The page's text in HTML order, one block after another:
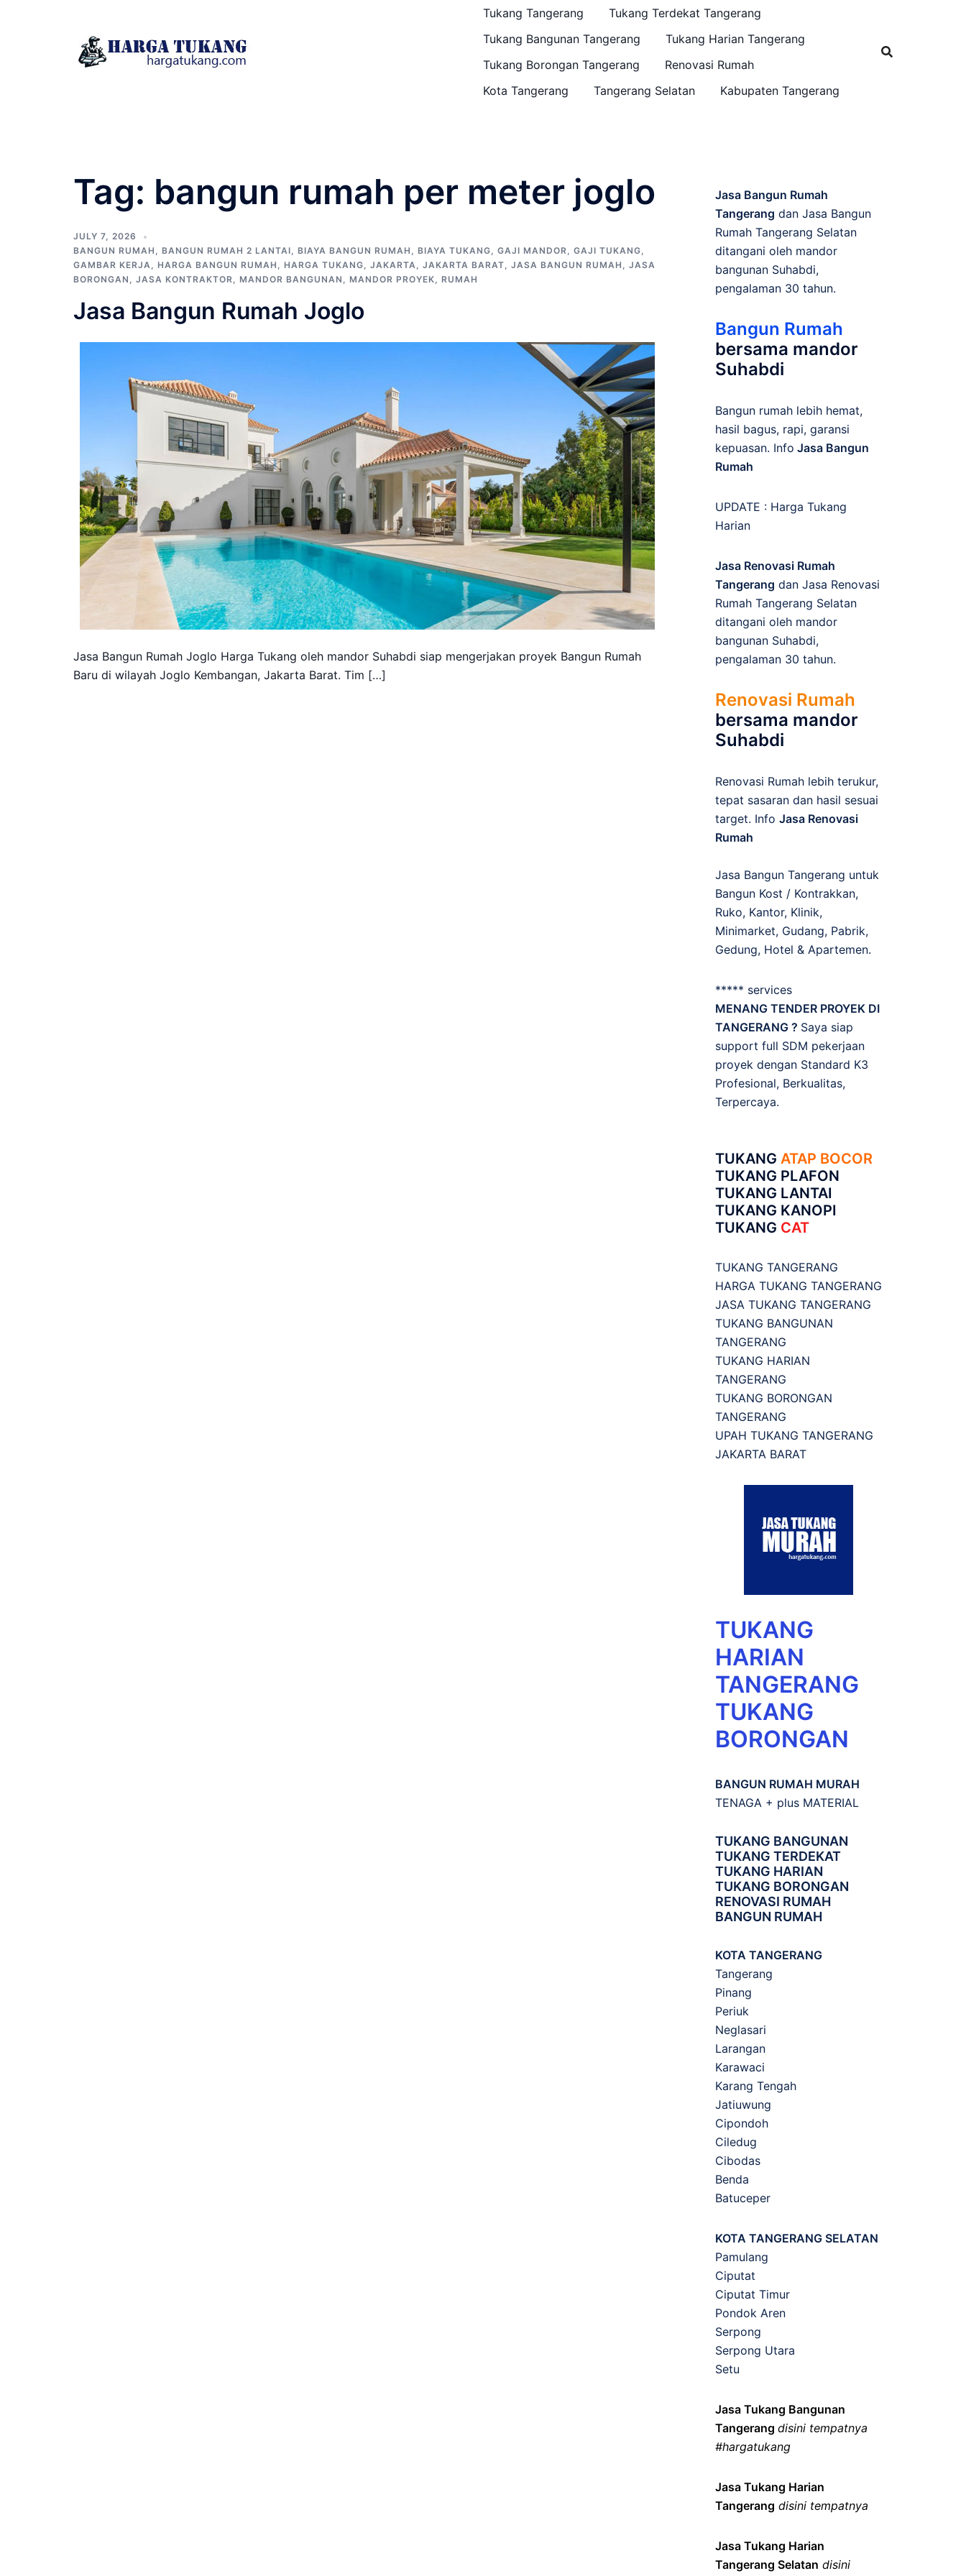
Tukang Tangerang
Tukang Terdekat Tangerang
Tukang Bangunan Tangerang
Tukang Harian Tangerang
Tukang Borongan Tangerang
Renovasi Rumah
Kota Tangerang
Tangerang Selatan Kabupaten Tangerang
Tag: bangun rumah per meter joglo
JULY 7, 2026
BANGUN RUMAH , BANGUN RUMAH 2 LANTAI, BIAYA BANGUN RUMAH , BIAYA TUKANG, GAJI MANDOR, GAJI TUKANG,
GAMBAR KERJA, HARGA BANGUN RUMAH , HARGA TUKANG, JAKARTA, JAKARTA BARAT, JASA BANGUN RUMAH , JASA
BORONGAN , JASA KONTRAKTOR, MANDOR BANGUNAN , MANDOR PROYEK, RUMAH
Jasa Bangun Rumah Joglo
Jasa Bangun Rumah Joglo Harga Tukang oleh mandor Suhabdi siap mengerjakan proyek Bangun Rumah
Baru di wilayah Joglo Kembangan, Jakarta Barat. Tim […]
Jasa Bangun Rumah
Tangerang dan Jasa Bangun
Rumah Tangerang Selatan
ditangani oleh mandor
bangunan Suhabdi,
pengalaman 30 tahun.
Bangun Rumah
bersama mandor
Suhabdi
Bangun rumah lebih hemat,
hasil bagus, rapi, garansi
kepuasan. Info Jasa Bangun
Rumah
UPDATE : Harga Tukang
Harian
Jasa Renovasi Rumah
Tangerang dan Jasa Renovasi
Rumah Tangerang Selatan
ditangani oleh mandor
bangunan Suhabdi,
pengalaman 30 tahun.
Renovasi Rumah
bersama mandor
Suhabdi
Renovasi Rumah lebih terukur,
tepat sasaran dan hasil sesuai
target. Info Jasa Renovasi
Rumah
Jasa Bangun Tangerang untuk
Bangun Kost / Kontrakkan,
Ruko, Kantor, Klinik,
Minimarket, Gudang, Pabrik,
Gedung, Hotel & Apartemen.
***** services
MENANG TENDER PROYEK DI
TANGERANG ? Saya siap
support full SDM pekerjaan
proyek dengan Standard K3
Profesional, Berkualitas,
Terpercaya.
TUKANG ATAP BOCOR
TUKANG PLAFON
TUKANG LANTAI
TUKANG KANOPI
TUKANG CAT
TUKANG TANGERANG
HARGA TUKANG TANGERANG
JASA TUKANG TANGERANG
TUKANG BANGUNAN
TANGERANG
TUKANG HARIAN
TANGERANG
TUKANG BORONGAN
TANGERANG
UPAH TUKANG TANGERANG
JAKARTA BARAT
TUKANG
HARIAN
TANGERANG
TUKANG
BORONGAN
BANGUN RUMAH MURAH
TENAGA + plus MATERIAL
TUKANG BANGUNAN
TUKANG TERDEKAT
TUKANG HARIAN
TUKANG BORONGAN
RENOVASI RUMAH
BANGUN RUMAH
KOTA TANGERANG
Tangerang
Pinang
Periuk
Neglasari
Larangan
Karawaci
Karang Tengah
Jatiuwung
Cipondoh
Ciledug
Cibodas
Benda
Batuceper
KOTA TANGERANG SELATAN
Pamulang
Ciputat
Ciputat Timur
Pondok Aren
Serpong
Serpong Utara
Setu
Jasa Tukang Bangunan
Tangerang disini tempatnya
#hargatukang
Jasa Tukang Harian
Tangerang disini tempatnya
Jasa Tukang Harian
Tangerang Selatan disini